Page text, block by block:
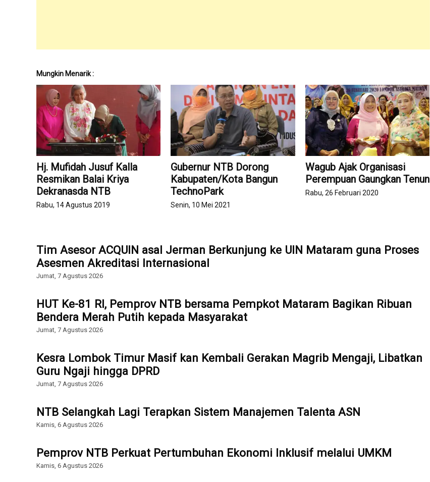
Mungkin Menarik :
Hj. Mufidah Jusuf Kalla
Resmikan Balai Kriya
Dekranasda NTB
Rabu, 14 Agustus 2019
Gubernur NTB Dorong
Kabupaten/Kota Bangun
TechnoPark
Senin, 10 Mei 2021
Wagub Ajak Organisasi
Perempuan Gaungkan Tenun
Rabu, 26 Februari 2020
Tim Asesor ACQUIN asal Jerman Berkunjung ke UIN Mataram guna Proses
Asesmen Akreditasi Internasional
Jumat, 7 Agustus 2026
HUT Ke-81 RI, Pemprov NTB bersama Pempkot Mataram Bagikan Ribuan
Bendera Merah Putih kepada Masyarakat
Jumat, 7 Agustus 2026
Kesra Lombok Timur Masif kan Kembali Gerakan Magrib Mengaji, Libatkan
Guru Ngaji hingga DPRD
Jumat, 7 Agustus 2026
NTB Selangkah Lagi Terapkan Sistem Manajemen Talenta ASN
Kamis, 6 Agustus 2026
Pemprov NTB Perkuat Pertumbuhan Ekonomi Inklusif melalui UMKM
Kamis, 6 Agustus 2026